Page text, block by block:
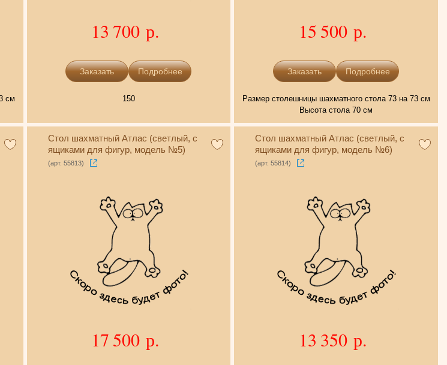
см
13 700 р.
Подробнее
150
15 500 р.
Подробнее
Размер столешницы шахматного стола 73 на 73 см
Высота стола 70 см
Стол шахматный Атлас (светлый, с
ящиками для фигур, модель №5)
(арт. 55813)
17 500 р.
Стол шахматный Атлас (светлый, с
ящиками для фигур, модель №6)
(арт. 55814)
13 350 р.